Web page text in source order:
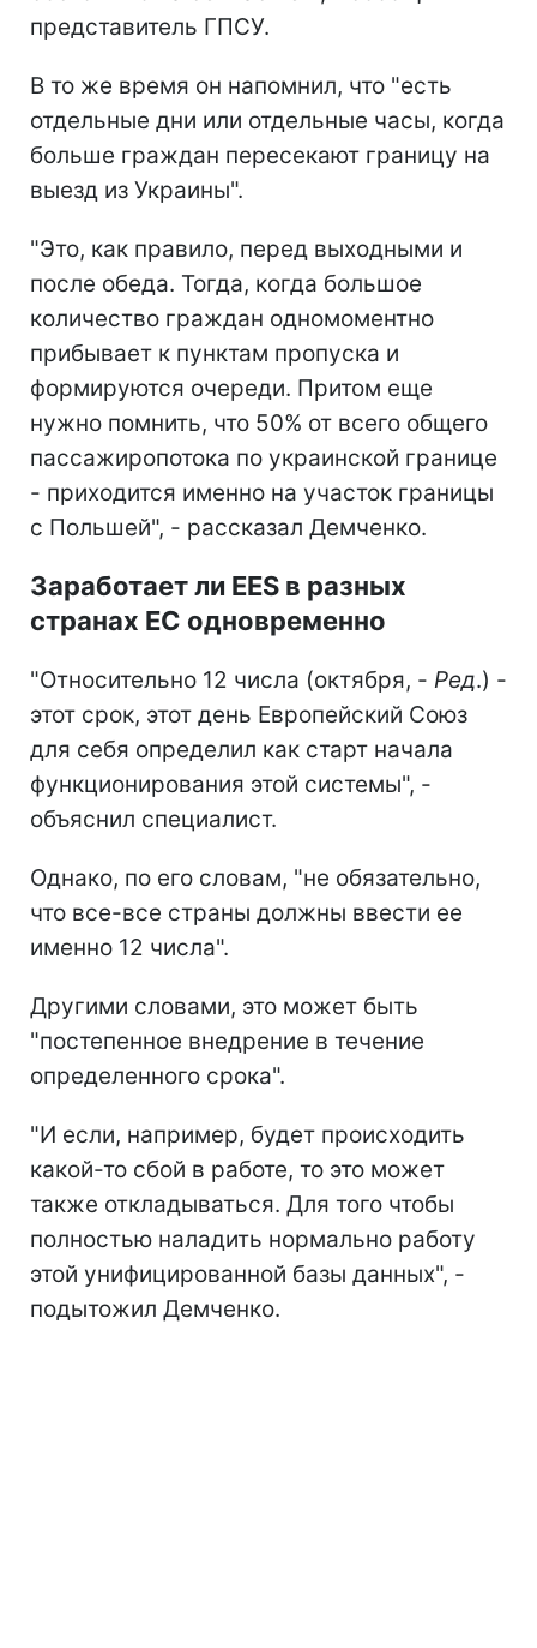
представитель ГПСУ.
В то же время он напомнил, что "есть
отдельные дни или отдельные часы, когда
больше граждан пересекают границу на
выезд из Украины".
"Это, как правило, перед выходными и
после обеда. Тогда, когда большое
количество граждан одномоментно
прибывает к пунктам пропуска и
формируются очереди. Притом еще
нужно помнить, что 50% от всего общего
пассажиропотока по украинской границе
- приходится именно на участок границы
с Польшей", - рассказал Демченко.
Заработает ли EES в разных
странах ЕС одновременно
"Относительно 12 числа (октября, - Ред.) -
этот срок, этот день Европейский Союз
для себя определил как старт начала
функционирования этой системы", -
объяснил специалист.
Однако, по его словам, "не обязательно,
что все-все страны должны ввести ее
именно 12 числа".
Другими словами, это может быть
"постепенное внедрение в течение
определенного срока".
"И если, например, будет происходить
какой-то сбой в работе, то это может
также откладываться. Для того чтобы
полностью наладить нормально работу
этой унифицированной базы данных", -
подытожил Демченко.